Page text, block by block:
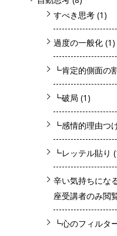
すべき思考 (1)
過度の一般化 (1)
┗肯定的側面の
┗破局 (1)
┗感情的理由つ
┗レッテル貼り
辛い気持ちにな
座受講者のみ閲
┗心のフィルタ